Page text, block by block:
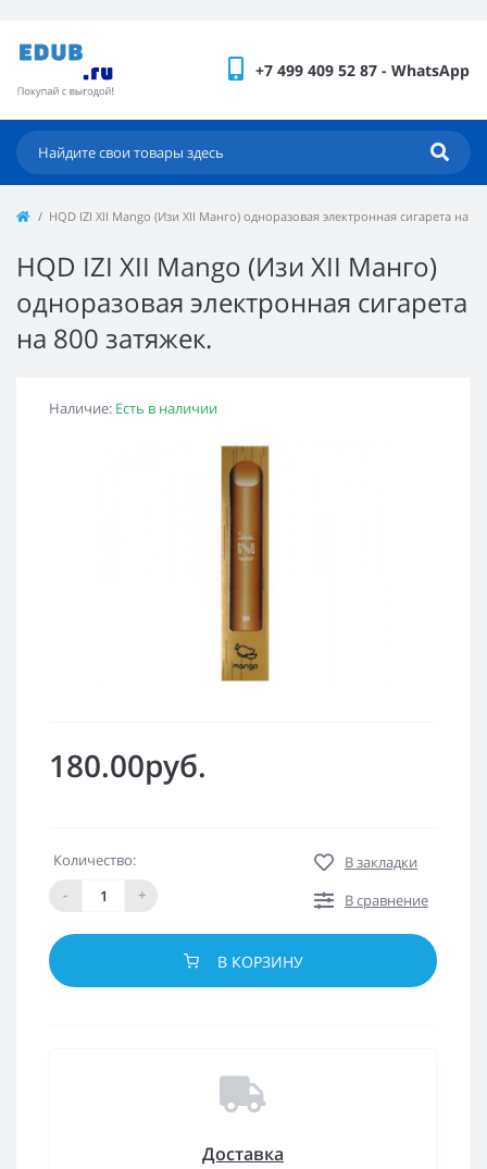
+7 499 409 52 87 - WhatsApp
HQD IZI XII Mango (Изи XII Манго) одноразовая электронная сигарета на
HQD IZI XII Mango (Изи XII Манго)
одноразовая электронная сигарета
на 800 затяжек.
Наличие: Есть в наличии
180.00руб.
Количество:
-
+
В закладки
В сравнение
В КОРЗИНУ
Доставка